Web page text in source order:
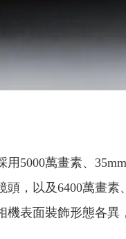
用5000萬畫素、
頭，以及6400萬畫
機表面裝飾形態各異